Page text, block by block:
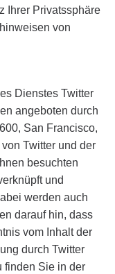
Ihrer Privatssphäre
von
Dienstes Twitter
angeboten durch
San Francisco,
Twitter und der
besuchten
und
werden auch
darauf hin, dass
vom Inhalt der
durch Twitter
finden Sie in der